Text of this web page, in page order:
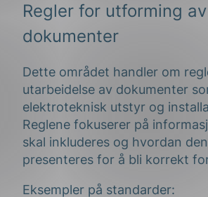
Regler for utforming av
dokumenter
Dette området handler om
utarbeidelse av dokumenter
elektroteknisk utstyr og
Reglene fokuserer på
skal inkluderes og hvordan
presenteres for å bli korrekt
Eksempler på standarder: